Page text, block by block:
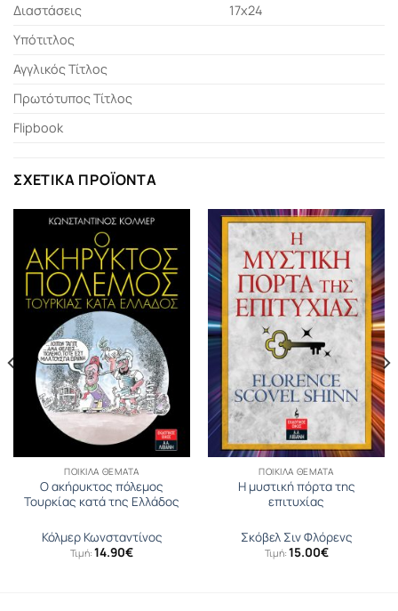
Διαστάσεις
17x24
Υπότιτλος
Αγγλικός Τίτλος
Πρωτότυπος Τίτλος
Flipbook
ΣΧΕΤΙΚΆ ΠΡΟΪΌΝΤΑ
ΠΟΙΚΊΛΑ ΘΈΜΑΤΑ
Ο ακήρυκτος πόλεμος
Τουρκίας κατά της Ελλάδος
Κόλμερ Κωνσταντίνος
Τιμή: 14.90€
ΠΟΙΚΊΛΑ ΘΈΜΑΤΑ
Η μυστική πόρτα της
επιτυχίας
Σκόβελ Σιν Φλόρενς
Τιμή: 15.00€